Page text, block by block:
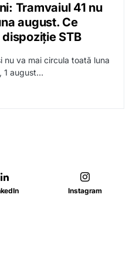
Tramvaiul 41 nu
august. Ce
STB
nu va mai circula toată luna
1 august…
Instagram